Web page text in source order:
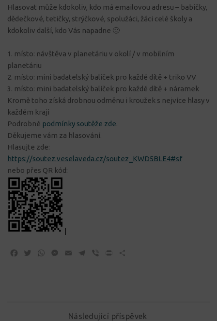
Hlasovat může kdokoliv, kdo má emailovou adresu – babičky,
dědečkové, tetičky, strýčkové, spolužáci, žáci celé školy a
kdokoliv další, kdo Vás napadne 🙂
1. místo: návštěva v planetáriu v okolí / v mobilním
planetáriu
2. místo: mini badatelský balíček pro každé dítě + triko VV
3. místo: mini badatelský balíček pro každé dítě + náramek
Kromě toho získá drobnou odměnu i kroužek s nejvíce hlasy v
každém kraji
Podrobné podmínky soutěže zde.
Děkujeme vám za hlasování.
Hlasujte zde:
https://soutez.veselaveda.cz/soutez_KWD5BLE4#sf
nebo přes QR kód:
Facebook
TwitterWhatsApp
Messenger
Email Telegram
Viber Print
Následující příspěvek